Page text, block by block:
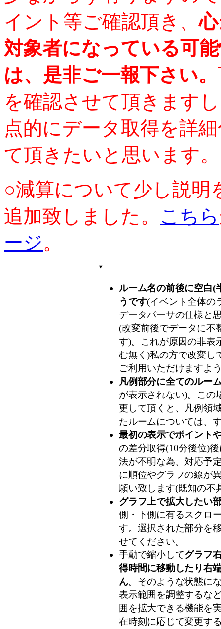
イント等ご確認頂き、
対象者になっている可
は、是非ご一報下さい。
を確認させて頂きます
点的にデータ取得を詳
て頂きたいと思います。
○減算について少し説明
追加致しました。 こちら
ージ。
ルーム名の前後に空白(
うです(イベント全体の
データパーサの仕様と
(改変前後でデータに不
す)。これが原因の非表
む無く)私の方で改変し
ご利用いただけますよ
凡例部分に全てのルー
が表示されない)。この
更して頂くと、凡例領
たルームについては、
最初の表示でポイント
の差分取得(10分後位)
法が不明な為、対応予
に順位やグラフの線が
願い致します(既知の不
グラフ上で拡大したい
側・下側に有るスクロ
す。選択された部分を
せてください。
手動で縮小してグラフ
得時間に移動したり右
ん。そのような状態に
表示範囲を調整するな
囲を拡大できる機能を
在時刻に応じて変更す